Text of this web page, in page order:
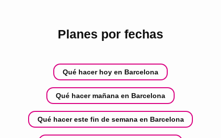
Planes por fechas
Qué hacer hoy en Barcelona
Qué hacer mañana en Barcelona
Qué hacer este fin de semana en Barcelona